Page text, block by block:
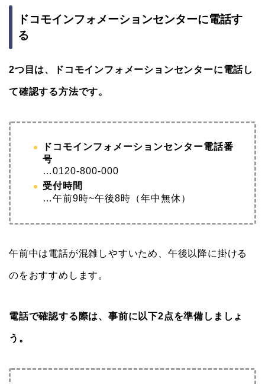
ドコモインフォメーションセンターに電話す
る
2つ目は、ドコモインフォメーションセンターに電話し
て確認する方法です。
ドコモインフォメーションセンター電話番
号
…0120-800-000
受付時間
…午前9時~午後8時（年中無休）
午前中は電話が混雑しやすいため、午後以降に掛ける
のをおすすめします。
電話で確認する際は、事前に以下2点を準備しましょ
う。